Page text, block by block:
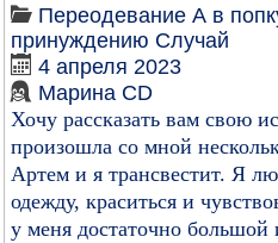
Переодевание А в
принуждению Случай
4 апреля 2023
Марина CD
Хочу рассказать вам свою
произошла со мной
Артем и я трансвестит. Я
одежду, краситься и
у меня достаточно большой